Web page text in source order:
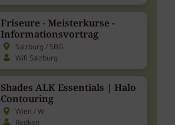
Friseure - Meisterkurse -
Informationsvortrag
Salzburg / SBG
Wifi Salzburg
Shades ALK Essentials | Halo
Contouring
Wien / W